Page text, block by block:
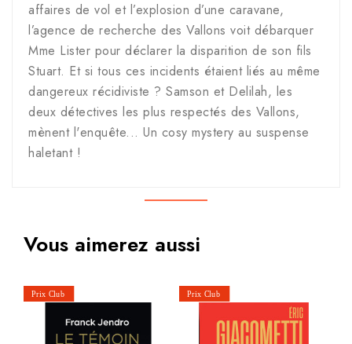
affaires de vol et l’explosion d’une caravane,
l’agence de recherche des Vallons voit débarquer
Mme Lister pour déclarer la disparition de son fils
Stuart. Et si tous ces incidents étaient liés au même
dangereux récidiviste ? Samson et Delilah, les
deux détectives les plus respectés des Vallons,
mènent l'enquête... Un cosy mystery au suspense
haletant !
Vous aimerez aussi